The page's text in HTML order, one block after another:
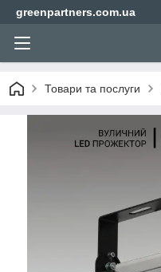
greenpartners.com.ua
Товари та послуги